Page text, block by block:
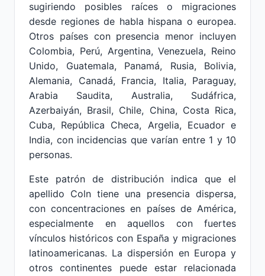
sugiriendo posibles raíces o migraciones
desde regiones de habla hispana o europea.
Otros países con presencia menor incluyen
Colombia, Perú, Argentina, Venezuela, Reino
Unido, Guatemala, Panamá, Rusia, Bolivia,
Alemania, Canadá, Francia, Italia, Paraguay,
Arabia Saudita, Australia, Sudáfrica,
Azerbaiyán, Brasil, Chile, China, Costa Rica,
Cuba, República Checa, Argelia, Ecuador e
India, con incidencias que varían entre 1 y 10
personas.
Este patrón de distribución indica que el
apellido Coln tiene una presencia dispersa,
con concentraciones en países de América,
especialmente en aquellos con fuertes
vínculos históricos con España y migraciones
latinoamericanas. La dispersión en Europa y
otros continentes puede estar relacionada